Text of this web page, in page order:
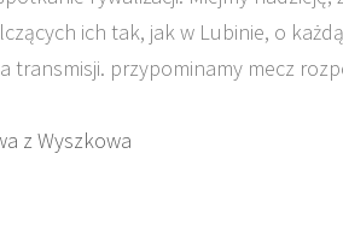
ich tak, jak w Lubinie, o
transmisji. przypominamy mecz
z Wyszkowa